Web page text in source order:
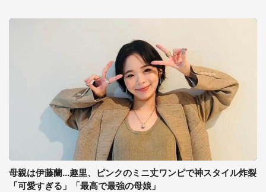
母親は伊藤蘭...趣里、ピンクのミニ丈ワンピで神スタイル炸裂
「可愛すぎる」「最高で最強の母娘」